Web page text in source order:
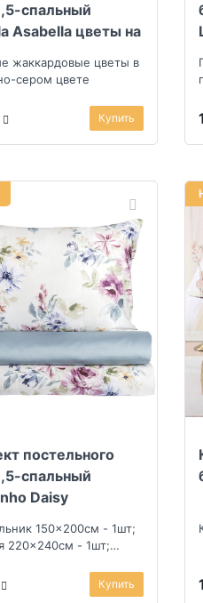
спальный
Asabella цветы на
жаккардовые цветы в
сером цвете
Купить
постельного
спальный
Daisy
150x200см - 1шт;
220x240см - 1шт;
Купить